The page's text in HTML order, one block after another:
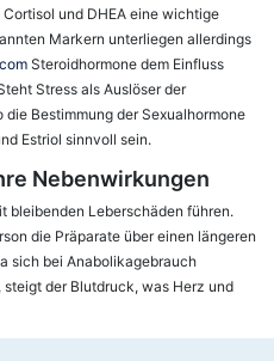
und DHEA eine wichtige
Markern unterliegen allerdings
Steroidhormone dem Einfluss
Stress als Auslöser der
Bestimmung der Sexualhormone
Estriol sinnvoll sein.
Nebenwirkungen
bleibenden Leberschäden führen.
die Präparate über einen längeren
sich bei Anabolikagebrauch
steigt der Blutdruck, was Herz und